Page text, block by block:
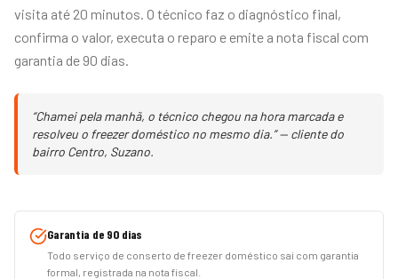
visita até 20 minutos. O técnico faz o diagnóstico final,
confirma o valor, executa o reparo e emite a nota fiscal com
garantia de 90 dias.
“Chamei pela manhã, o técnico chegou na hora marcada e
resolveu o freezer doméstico no mesmo dia.” — cliente do
bairro Centro, Suzano.
Garantia de 90 dias
Todo serviço de conserto de freezer doméstico sai com garantia
formal, registrada na nota fiscal.